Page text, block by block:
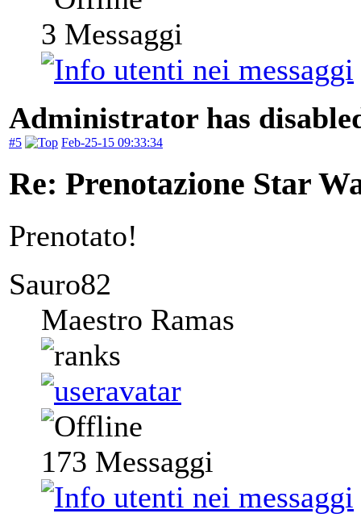
3 Messaggi
Administrator has
#5 Feb-25-15 09:33:34
Re: Prenotazione Star
Prenotato!
Sauro82
Maestro Ramas
173 Messaggi